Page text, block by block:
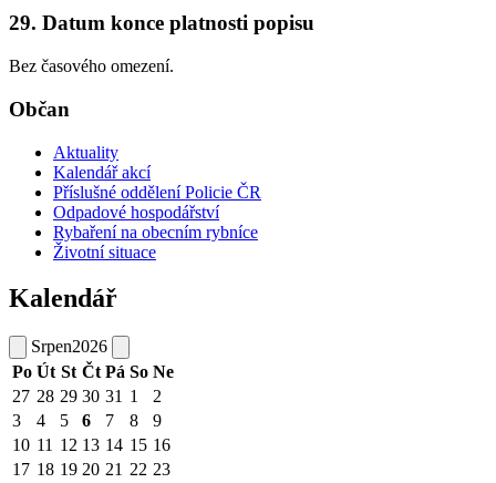
29. Datum konce platnosti popisu
Bez časového omezení.
Občan
Aktuality
Kalendář akcí
Příslušné oddělení Policie ČR
Odpadové hospodářství
Rybaření na obecním rybníce
Životní situace
Kalendář
Srpen2026
Po Út St Čt Pá So Ne
27 28 29 30 31 1
2
3
4 5 6 7 8
9
10 11 12 13 14 15 16
17 18 19 20 21 22 23